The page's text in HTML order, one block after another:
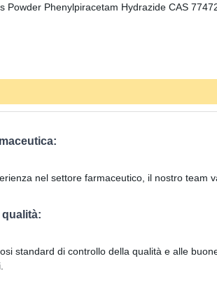
nel settore farmaceutico, il nostro team
standard di controllo della qualità e alle